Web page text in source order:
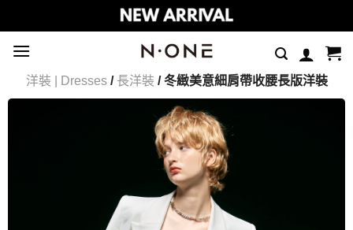
to
content
洋裝 | Dresses/ 長洋裝 / 冬緻美意細肩帶收腰長版洋裝